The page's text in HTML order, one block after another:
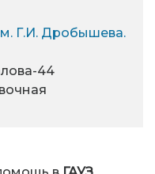
Г.И. Дробышева.
44